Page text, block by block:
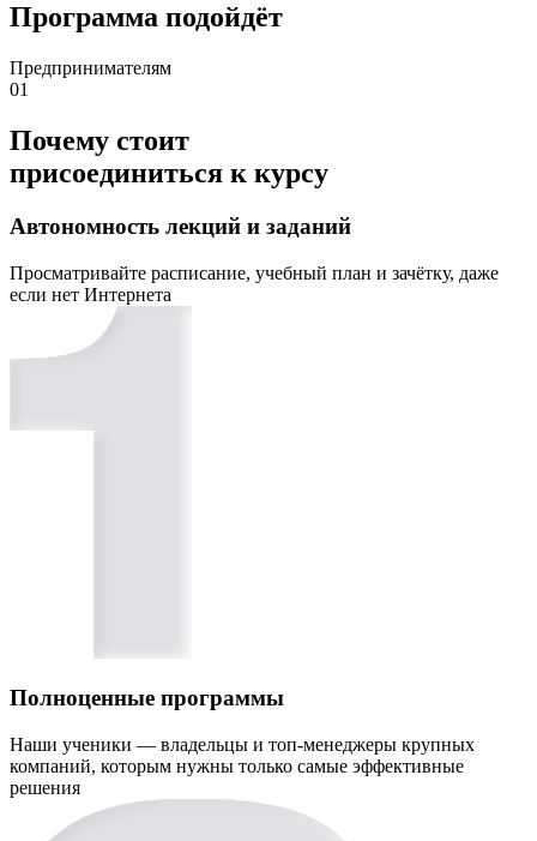
Программа подойдёт
Предпринимателям
01
Почему стоит
присоединиться к курсу
Автономность лекций и заданий
Просматривайте расписание, учебный план и зачётку, даже
если нет Интернета
Полноценные программы
Наши ученики — владельцы и топ-менеджеры крупных
компаний, которым нужны только самые эффективные
решения